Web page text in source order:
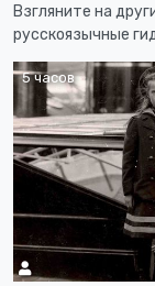
Взгляните на
русскоязычные
5 часов